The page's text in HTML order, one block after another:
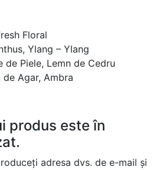
Floral
Ylang – Ylang
Piele, Lemn de Cedru
Agar, Ambra
produs este în
adresa dvs. de e-mail și